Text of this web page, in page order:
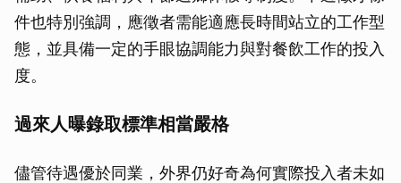
件也特別強調，應徵者需能適應長時間站立的工作型
態，並具備一定的手眼協調能力與對餐飲工作的投入
度。
過來人曝錄取標準相當嚴格
儘管待遇優於同業，外界仍好奇為何實際投入者未如